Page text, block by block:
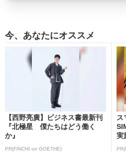
今、あなたにオススメ
【西野亮廣】ビジネス書最新刊
『北極星 僕たちはどう働く
か』
PR(FINCHI on GOETHE)
ス
実